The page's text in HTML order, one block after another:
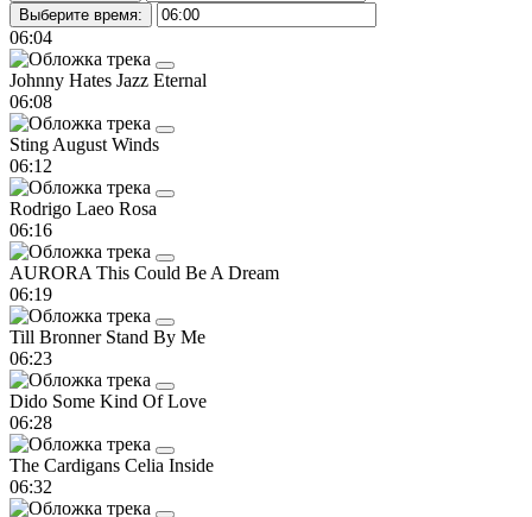
Выберите время:
06:04
Johnny Hates Jazz Eternal
06:08
Sting August Winds
06:12
Rodrigo Laeo Rosa
06:16
AURORA This Could Be A Dream
06:19
Till Bronner Stand By Me
06:23
Dido Some Kind Of Love
06:28
The Cardigans Celia Inside
06:32